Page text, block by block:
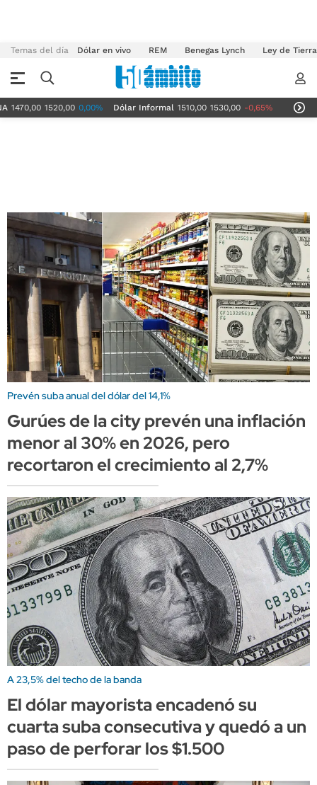
Temas del día Dólar en vivo REM Benegas Lynch Ley de
1520,00 0,00% Dólar Informal 1510,00 1530,00 -0,65% Dólar Tarjeta
Prevén suba anual del dólar del 14,1%
Gurúes de la city prevén una inflación
menor al 30% en 2026, pero
recortaron el crecimiento al 2,7%
A 23,5% del techo de la banda
El dólar mayorista encadenó su
cuarta suba consecutiva y quedó a un
paso de perforar los $1.500